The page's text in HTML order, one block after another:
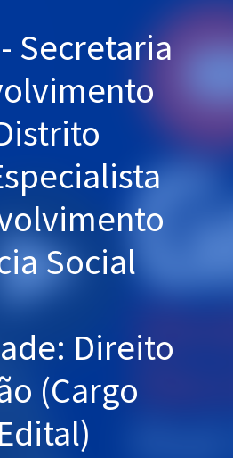
Secretaria
Social
Direito
(Cargo